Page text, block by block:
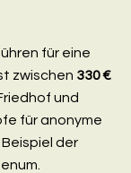
für eine
zwischen 330 €
und
für anonyme
der